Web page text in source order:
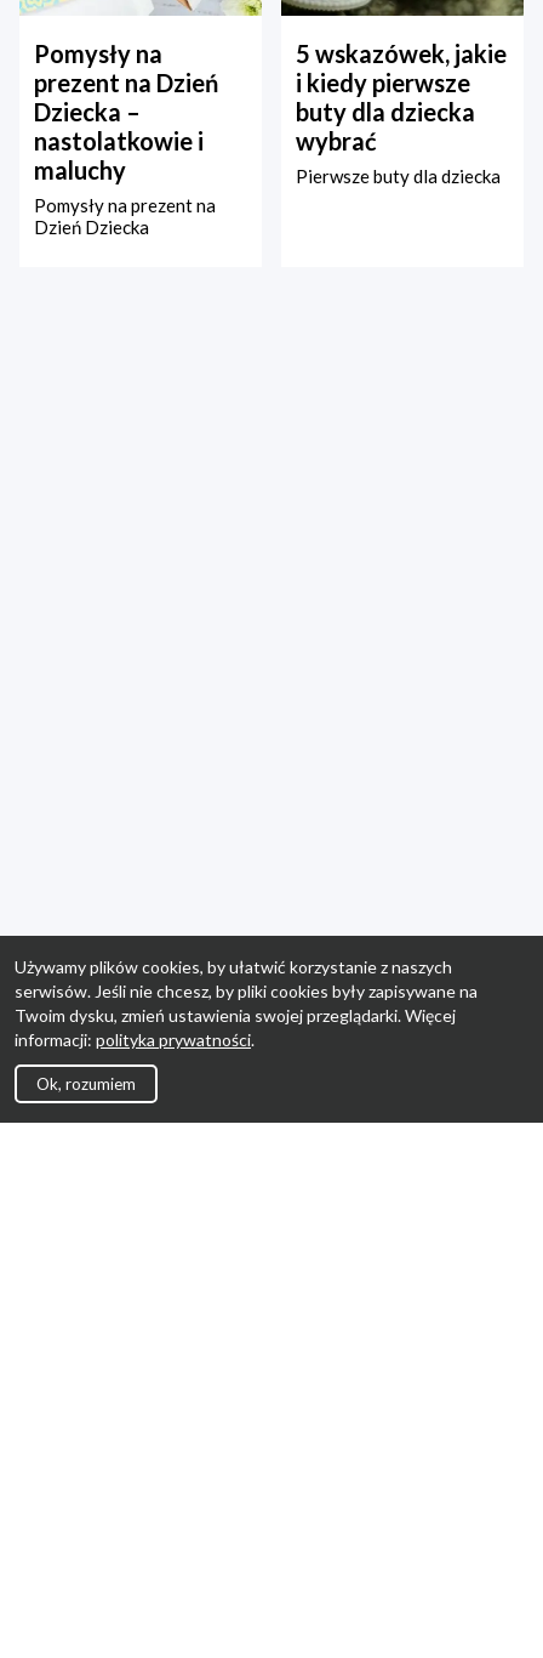
Pomysły na
prezent na Dzień
Dziecka –
nastolatkowie i
maluchy
Pomysły na prezent na
Dzień Dziecka
5 wskazówek, jakie
i kiedy pierwsze
buty dla dziecka
wybrać
Pierwsze buty dla dziecka
Używamy plików cookies, by ułatwić korzystanie z naszych
serwisów. Jeśli nie chcesz, by pliki cookies były zapisywane na
Twoim dysku, zmień ustawienia swojej przeglądarki. Więcej
informacji: polityka prywatności.
Ok, rozumiem